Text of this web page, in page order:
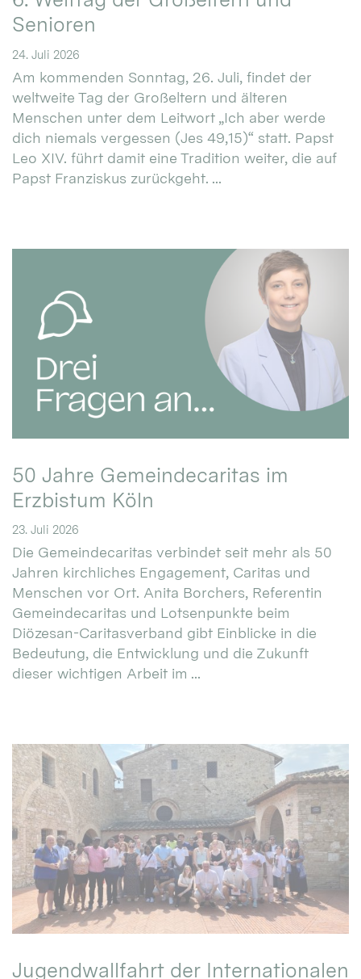
Senioren
24. Juli 2026
Am kommenden Sonntag, 26. Juli, findet der
weltweite Tag der Großeltern und älteren
Menschen unter dem Leitwort „Ich aber werde
dich niemals vergessen (Jes 49,15)“ statt. Papst
Leo XIV. führt damit eine Tradition weiter, die auf
Papst Franziskus zurückgeht. ...
50 Jahre Gemeindecaritas im
Erzbistum Köln
23. Juli 2026
Die Gemeindecaritas verbindet seit mehr als 50
Jahren kirchliches Engagement, Caritas und
Menschen vor Ort. Anita Borchers, Referentin
Gemeindecaritas und Lotsenpunkte beim
Diözesan-Caritasverband gibt Einblicke in die
Bedeutung, die Entwicklung und die Zukunft
dieser wichtigen Arbeit im ...
Jugendwallfahrt der Internationalen